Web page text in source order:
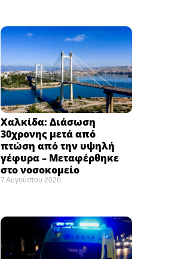
Χαλκίδα: Διάσωση
30χρονης μετά από
πτώση από την υψηλή
γέφυρα – Μεταφέρθηκε
στο νοσοκομείο ​
7 Αυγούστου 2026